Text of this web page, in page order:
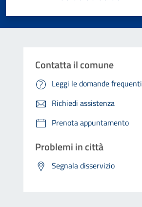
Contatta il comune
Leggi le domande frequenti
Richiedi assistenza
Prenota appuntamento
Problemi in città
Segnala disservizio